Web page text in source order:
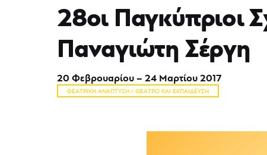
28οι Παγκύπριοι
Παναγιώτη Σέργη
20 Φεβρουαρίου – 24 Μαρτίου 2017
ΘΕΑΤΡΙΚΉ ΑΝΆΠΤΥΞΗ / ΘΈΑΤΡΟ ΚΑΙ ΕΚΠΑΊΔΕΥΣΗ